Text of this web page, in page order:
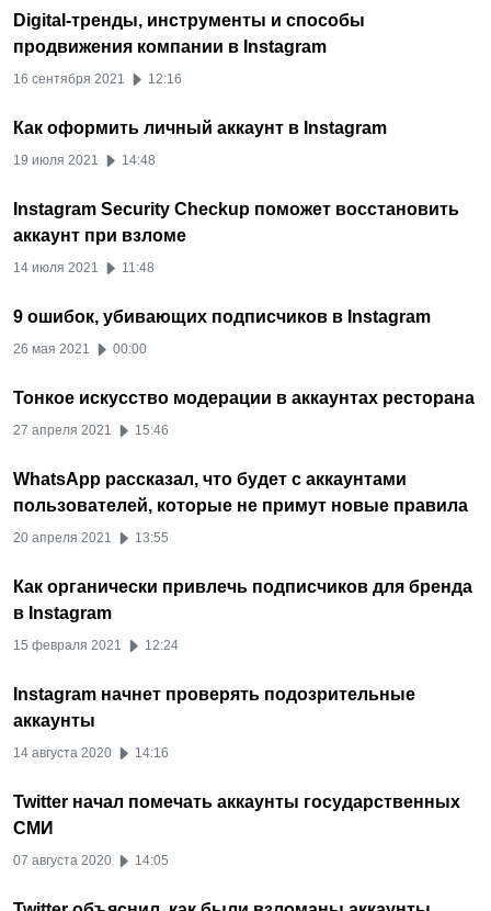
Digital-тренды, инструменты и способы
продвижения компании в Instagram
16 сентября 2021 12:16
Как оформить личный аккаунт в Instagram
19 июля 2021 14:48
Instagram Security Checkup поможет восстановить
аккаунт при взломе
14 июля 2021 11:48
9 ошибок, убивающих подписчиков в Instagram
26 мая 2021 00:00
Тонкое искусство модерации в аккаунтах ресторана
27 апреля 2021 15:46
WhatsApp рассказал, что будет с аккаунтами
пользователей, которые не примут новые правила
20 апреля 2021 13:55
Как органически привлечь подписчиков для бренда
в Instagram
15 февраля 2021 12:24
Instagram начнет проверять подозрительные
аккаунты
14 августа 2020 14:16
Twitter начал помечать аккаунты государственных
СМИ
07 августа 2020 14:05